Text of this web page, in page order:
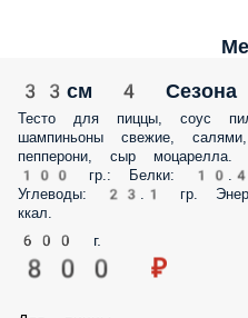
33см 4 Сезона
Тесто для пиццы, соус пилати,
свежие, салями, куриное филе
Пищевая ценность продукта на
Углеводы: 23.1 гр.
600 г.
800 ₽
Для пиццы